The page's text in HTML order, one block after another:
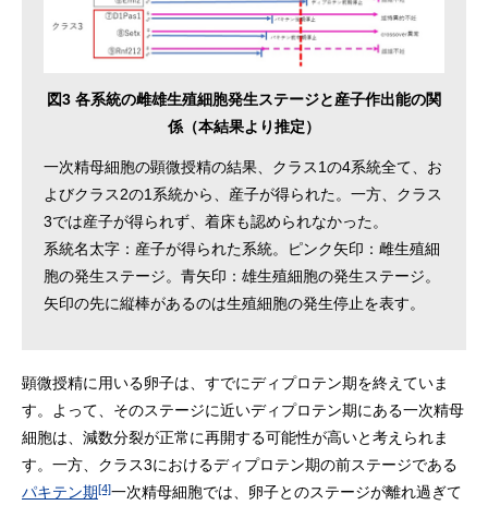
図3 各系統の雌雄生殖細胞発生ステージと産子作出能の関
係（本結果より推定）
一次精母細胞の顕微授精の結果、クラス1の4系統全て、お
よびクラス2の1系統から、産子が得られた。一方、クラス
3では産子が得られず、着床も認められなかった。
系統名太字：産子が得られた系統。ピンク矢印：雌生殖細
胞の発生ステージ。青矢印：雄生殖細胞の発生ステージ。
矢印の先に縦棒があるのは生殖細胞の発生停止を表す。
顕微授精に用いる卵子は、すでにディプロテン期を終えていま
す。よって、そのステージに近いディプロテン期にある一次精母
細胞は、減数分裂が正常に再開する可能性が高いと考えられま
す。一方、クラス3におけるディプロテン期の前ステージである
パキテン期[4]一次精母細胞では、卵子とのステージが離れ過ぎて